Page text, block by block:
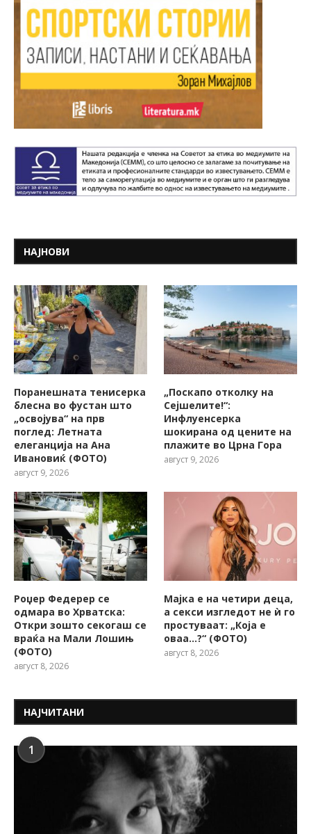
НАЈНОВИ
Поранешната тенисерка
блесна во фустан што
„освојува“ на прв
поглед: Летната
елеганција на Ана
Ивановиќ (ФОТО)
август 9, 2026
„Поскапо отколку на
Сејшелите!“:
Инфлуенсерка
шокирана од цените на
плажите во Црна Гора
август 9, 2026
Роџер Федерер се
одмара во Хрватска:
Откри зошто секогаш се
враќа на Мали Лошињ
(ФОТО)
август 8, 2026
Мајка е на четири деца,
а секси изгледот не ѝ го
простуваат: „Која е
оваа…?“ (ФОТО)
август 8, 2026
НАЈЧИТАНИ
1